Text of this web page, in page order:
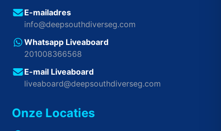
E-mailadres
info@deepsouthdiverseg.com
Whatsapp Liveaboard
201008366568
E-mail Liveaboard
liveaboard@deepsouthdiverseg.com
Onze Locaties